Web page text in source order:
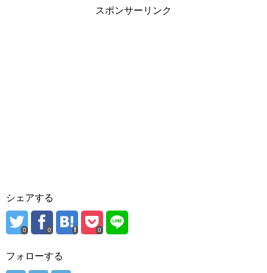
スポンサーリンク
シェアする
0 0 0
フォローする